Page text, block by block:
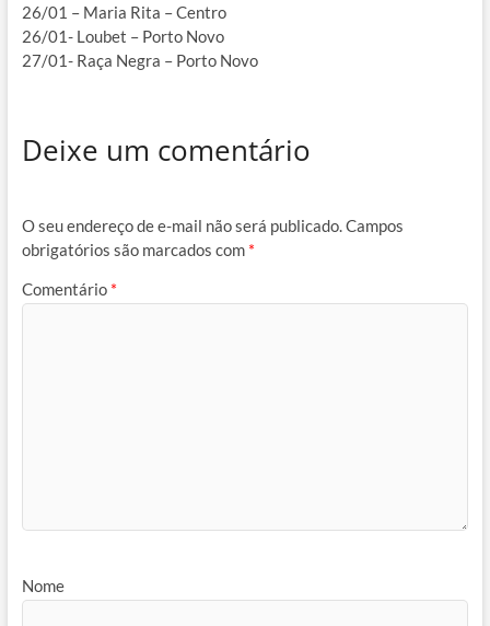
26/01 – Maria Rita – Centro
26/01- Loubet – Porto Novo
27/01- Raça Negra – Porto Novo
Deixe um comentário
O seu endereço de e-mail não será publicado.Campos
obrigatórios são marcados com *
Comentário *
Nome